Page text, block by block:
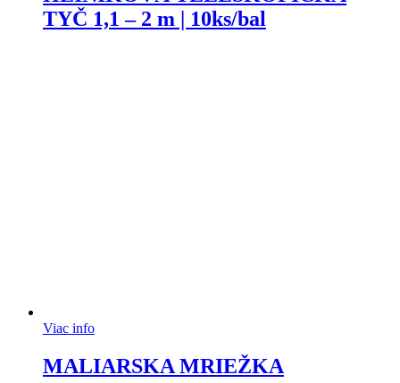
TYČ 1,1 – 2 m | 10ks/bal
Viac info
MALIARSKA MRIEŽKA